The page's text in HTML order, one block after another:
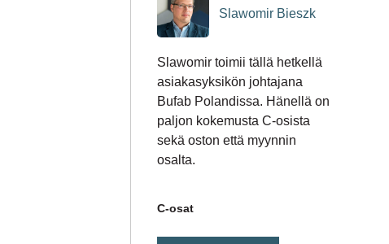
Slawomir Bieszk
Slawomir toimii tällä hetkellä
asiakasyksikön johtajana
Bufab Polandissa. Hänellä on
paljon kokemusta C-osista
sekä oston että myynnin
osalta.
C-osat